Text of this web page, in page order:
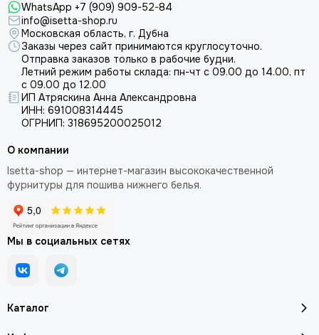
WhatsApp +7 (909) 909-52-84
info@isetta-shop.ru
Московская область, г. Дубна
Заказы через сайт принимаются круглосуточно.
Отправка заказов только в рабочие будни.
Летний режим работы склада: пн-чт с 09.00 до 14.00, пт
с 09.00 до 12.00
ИП Атряскина Анна Александровна
ИНН: 691008314445
ОГРНИП: 318695200025012
Каталог
О компании
Isetta-shop — интернет-магазин высококачественной
фурнитуры для пошива нижнего белья.
Мы в социальных сетях